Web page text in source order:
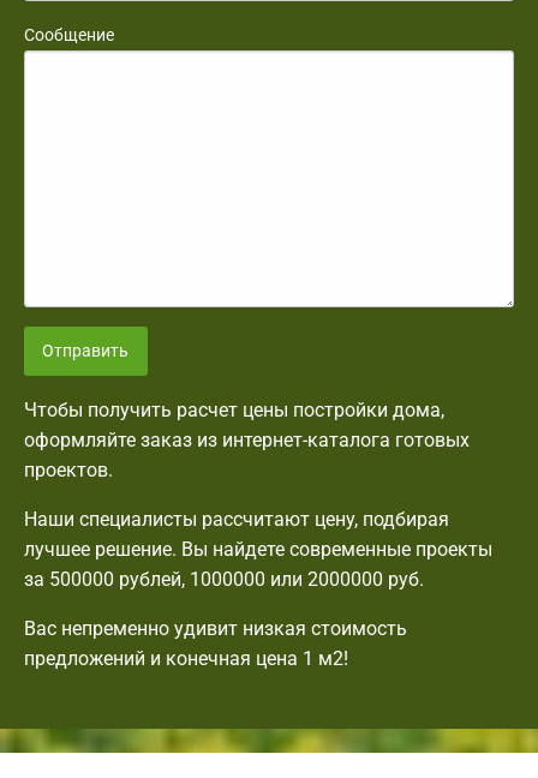
Сообщение
Отправить
Чтобы получить расчет цены постройки дома,
оформляйте заказ из интернет-каталога готовых
проектов.
Наши специалисты рассчитают цену, подбирая
лучшее решение. Вы найдете современные проекты
за 500000 рублей, 1000000 или 2000000 руб.
Вас непременно удивит низкая стоимость
предложений и конечная цена 1 м2!